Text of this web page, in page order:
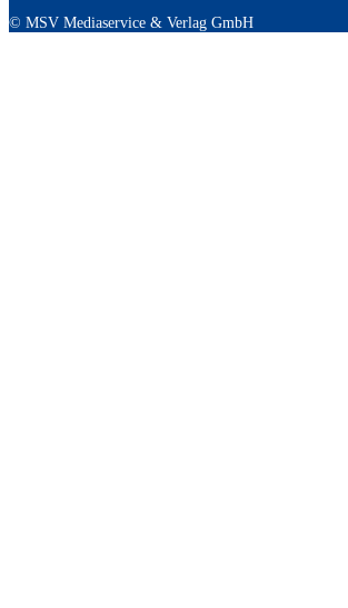
© MSV Mediaservice & Verlag GmbH